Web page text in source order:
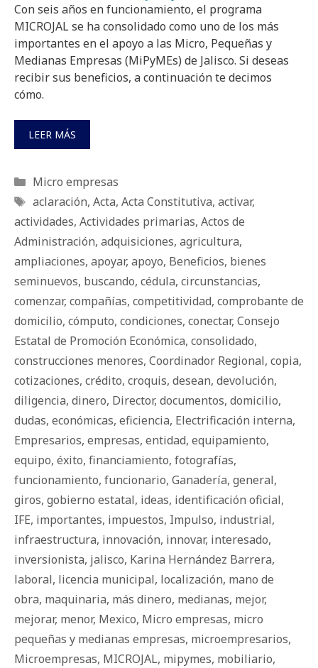
Con seis años en funcionamiento, el programa
MICROJAL se ha consolidado como uno de los más
importantes en el apoyo a las Micro, Pequeñas y
Medianas Empresas (MiPyMEs) de Jalisco. Si deseas
recibir sus beneficios, a continuación te decimos
cómo.
LEER MÁS
Categorías
Micro empresas
Etiquetas
aclaración, Acta, Acta Constitutiva, activar,
actividades, Actividades primarias, Actos de
Administración, adquisiciones, agricultura,
ampliaciones, apoyar, apoyo, Beneficios, bienes
seminuevos, buscando, cédula, circunstancias,
comenzar, compañías, competitividad, comprobante de
domicilio, cómputo, condiciones, conectar, Consejo
Estatal de Promoción Económica, consolidado,
construcciones menores, Coordinador Regional, copia,
cotizaciones, crédito, croquis, desean, devolución,
diligencia, dinero, Director, documentos, domicilio,
dudas, económicas, eficiencia, Electrificación interna,
Empresarios, empresas, entidad, equipamiento,
equipo, éxito, financiamiento, fotografías,
funcionamiento, funcionario, Ganadería, general,
giros, gobierno estatal, ideas, identificación oficial,
IFE, importantes, impuestos, Impulso, industrial,
infraestructura, innovación, innovar, interesado,
inversionista, jalisco, Karina Hernández Barrera,
laboral, licencia municipal, localización, mano de
obra, maquinaria, más dinero, medianas, mejor,
mejorar, menor, Mexico, Micro empresas, micro
pequeñas y medianas empresas, microempresarios,
Microempresas, MICROJAL, mipymes, mobiliario,